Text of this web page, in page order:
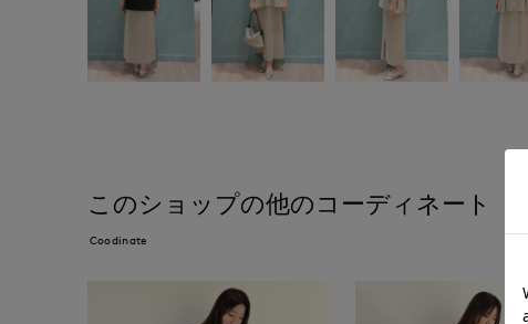
このショップの他のコーディネート
Coodinate